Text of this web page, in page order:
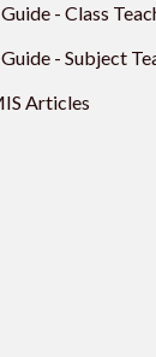
- Class
- Subject
Articles